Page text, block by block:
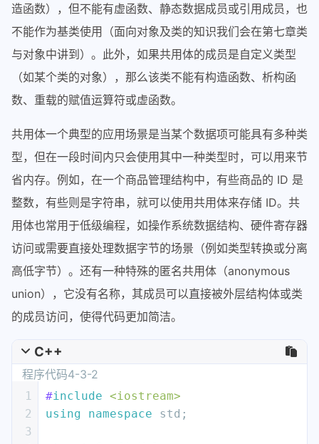
造函数），但不能有虚函数、静态数据成员或引用成员，也
不能作为基类使用（面向对象及类的知识我们会在第七章类
与对象中讲到）。此外，如果共用体的成员是自定义类型
（如某个类的对象），那么该类不能有构造函数、析构函
数、重载的赋值运算符或虚函数。
共用体一个典型的应用场景是当某个数据项可能具有多种类
型，但在一段时间内只会使用其中一种类型时，可以用来节
省内存。例如，在一个商品管理结构中，有些商品的 ID 是
整数，有些则是字符串，就可以使用共用体来存储 ID。共
用体也常用于低级编程，如操作系统数据结构、硬件寄存器
访问或需要直接处理数据字节的场景（例如类型转换或分离
高低字节）。还有一种特殊的匿名共用体（anonymous
union），它没有名称，其成员可以直接被外层结构体或类
的成员访问，使得代码更加简洁。
C++
程序代码4-3-2
1
2
3
#include <iostream>
using
namespace std;